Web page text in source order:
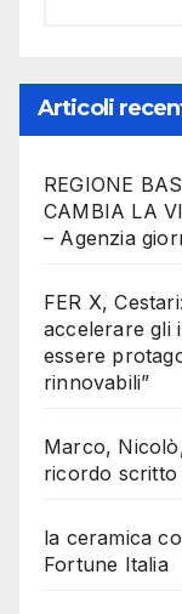
Articoli
REGIONE
CAMBIA LA
– Agenzia
FER X,
accelerare gli
essere
rinnovabili”
Marco,
ricordo scritto
la ceramica
Fortune Italia